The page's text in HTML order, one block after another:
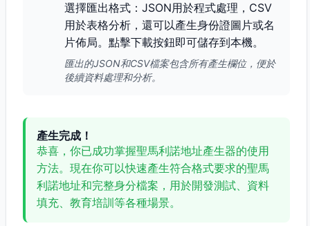
選擇匯出格式：JSON用於程式處理，CSV
用於表格分析，還可以產生身份證圖片或名
片佈局。點擊下載按鈕即可儲存到本機。
匯出的JSON和CSV檔案包含所有產生欄位，便於
後續資料處理和分析。
產生完成！
恭喜，你已成功掌握聖馬利諾地址產生器的使用
方法。現在你可以快速產生符合格式要求的聖馬
利諾地址和完整身分檔案，用於開發測試、資料
填充、教育培訓等各種場景。